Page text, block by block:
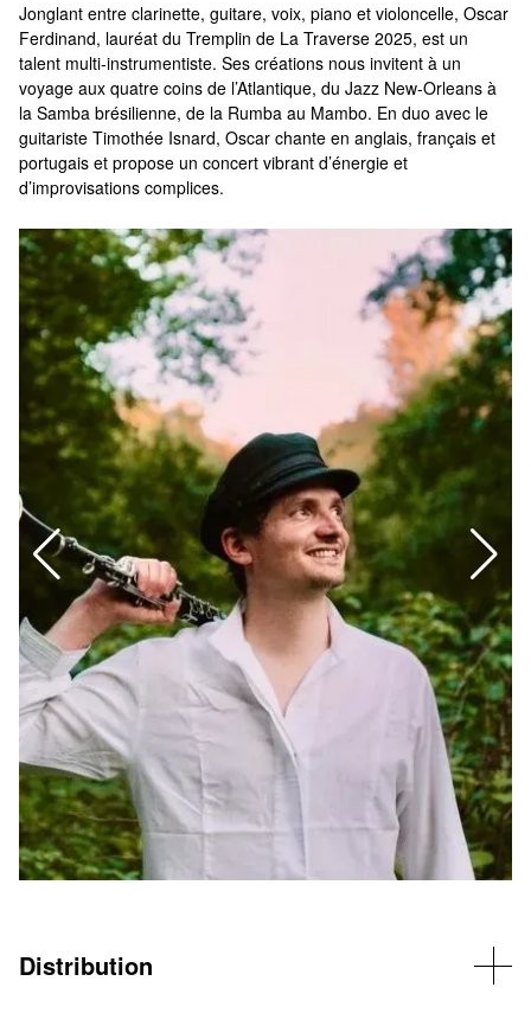
Jonglant entre clarinette, guitare, voix, piano et violoncelle, Oscar
Ferdinand, lauréat du Tremplin de La Traverse 2025, est un
talent multi-instrumentiste. Ses créations nous invitent à un
voyage aux quatre coins de l’Atlantique, du Jazz New-Orleans à
la Samba brésilienne, de la Rumba au Mambo. En duo avec le
guitariste Timothée Isnard, Oscar chante en anglais, français et
portugais et propose un concert vibrant d’énergie et
d’improvisations complices.
Distribution